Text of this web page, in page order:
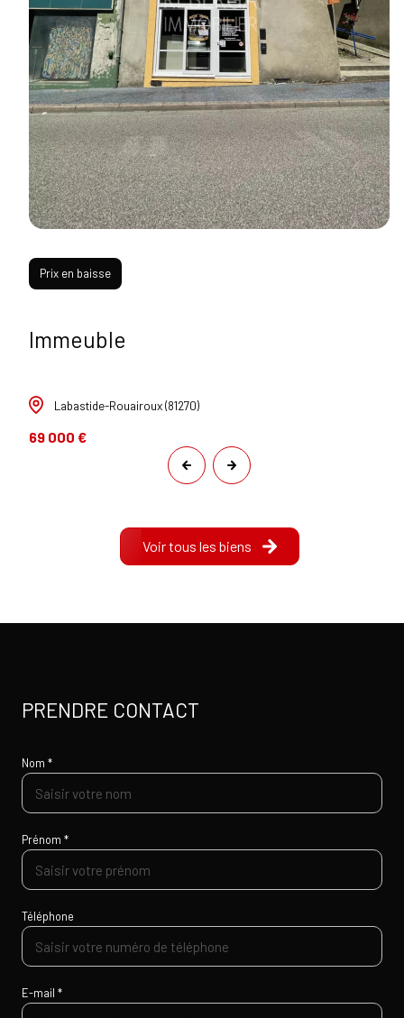
Prix en baisse
Immeuble
Labastide-Rouairoux (81270)
69 000 €
Voir tous les biens
PRENDRE CONTACT
Nom *
Prénom *
Téléphone
E-mail *